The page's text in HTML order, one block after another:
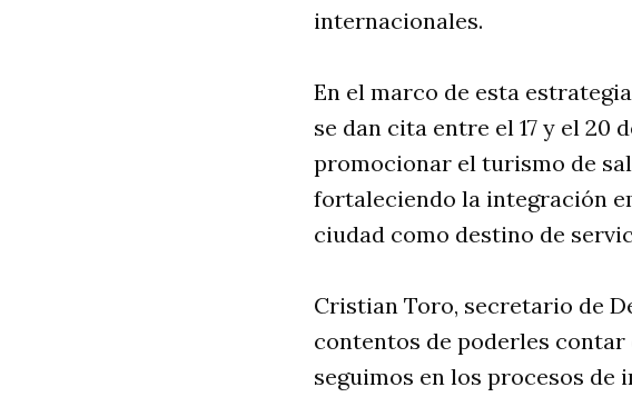
internacionales.
En el marco de esta
se dan cita entre el 17 y el 20
promocionar el turismo de
fortaleciendo la integración
ciudad como destino de
Cristian Toro, secretario de
contentos de poderles contar
seguimos en los procesos de